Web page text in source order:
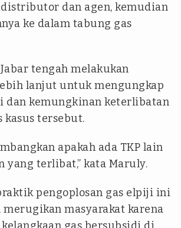
dan agen, kemudian
ke dalam tabung gas
tengah melakukan
lanjut untuk mengungkap
dan kemungkinan keterlibatan
kasus tersebut.
apakah ada TKP lain
yang terlibat,” kata Maruly.
pengoplosan gas elpiji ini
masyarakat karena